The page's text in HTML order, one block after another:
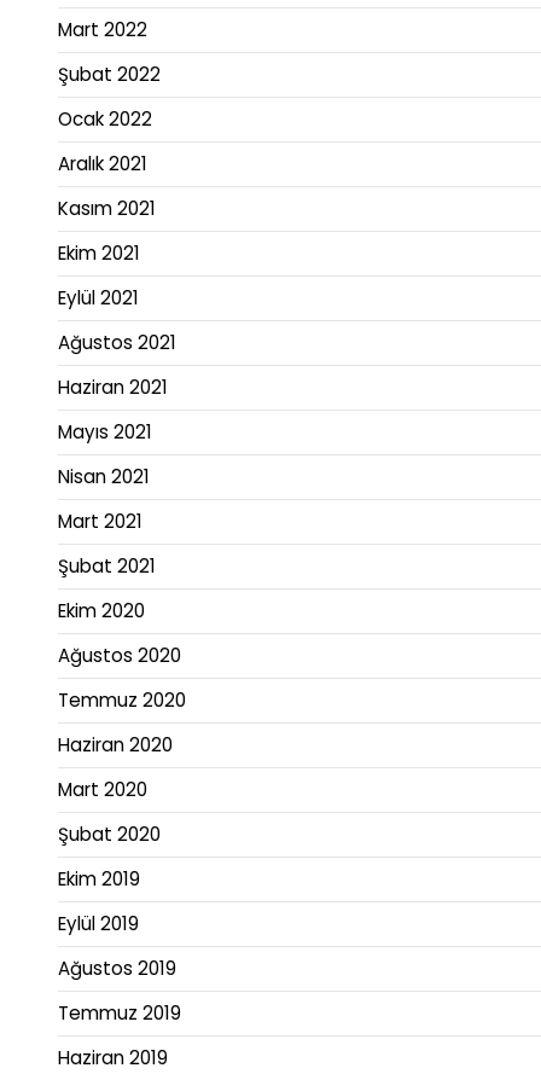
Mart 2022
Şubat 2022
Ocak 2022
Aralık 2021
Kasım 2021
Ekim 2021
Eylül 2021
Ağustos 2021
Haziran 2021
Mayıs 2021
Nisan 2021
Mart 2021
Şubat 2021
Ekim 2020
Ağustos 2020
Temmuz 2020
Haziran 2020
Mart 2020
Şubat 2020
Ekim 2019
Eylül 2019
Ağustos 2019
Temmuz 2019
Haziran 2019